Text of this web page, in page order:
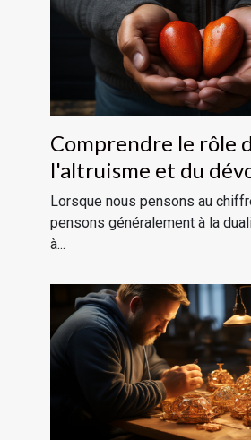
Comprendre le rôle
l'altruisme et du
dans la vie avec le
Lorsque nous pensons au
pensons généralement à la
à...